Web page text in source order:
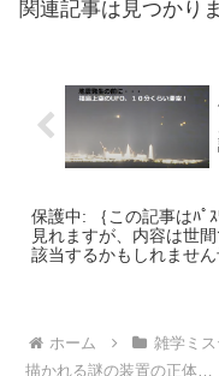
関連記事は見つかり
保護中: ｛この記事はﾊﾟ
見れますが、内容は世間
該当するかもしれません
ホーム
雑学ミ
描かれる謎の装置の正体…